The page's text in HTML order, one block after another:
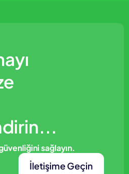
sağlayın.
İletişime Geçin